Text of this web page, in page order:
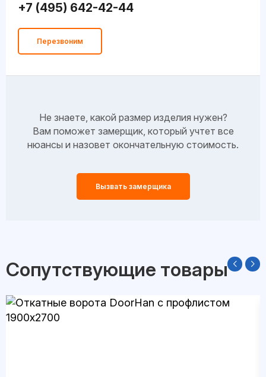
+7 (495) 642-42-44
Перезвоним
Не знаете, какой размер изделия нужен?
Вам поможет замерщик, который учтет все
нюансы и назовет окончательную стоимость.
Вызвать замерщика
Сопутствующие товары